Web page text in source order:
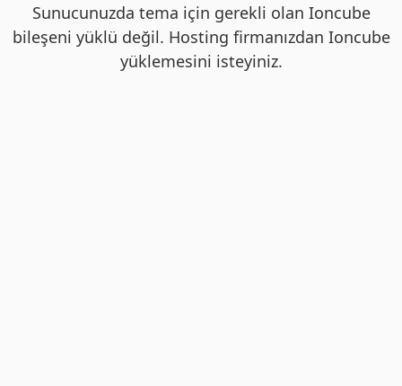
Sunucunuzda tema için gerekli olan Ioncube
bileşeni yüklü değil. Hosting firmanızdan Ioncube
yüklemesini isteyiniz.